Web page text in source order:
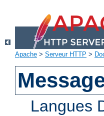
Apache > Serveur HTTP >
Langues